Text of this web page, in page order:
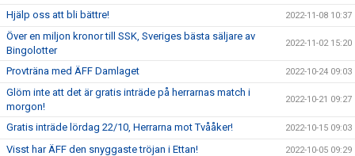
Hjälp oss att bli bättre! 2022-11-08 10:37
Över en miljon kronor till SSK, Sveriges bästa säljare av
Bingolotter
2022-11-02 15:20
Provträna med ÄFF Damlaget 2022-10-24 09:03
Glöm inte att det är gratis inträde på herrarnas match i
morgon!
2022-10-21 09:27
Gratis inträde lördag 22/10, Herrarna mot Tvååker! 2022-10-15 09:03
Visst har ÄFF den snyggaste tröjan i Ettan! 2022-10-05 09:29